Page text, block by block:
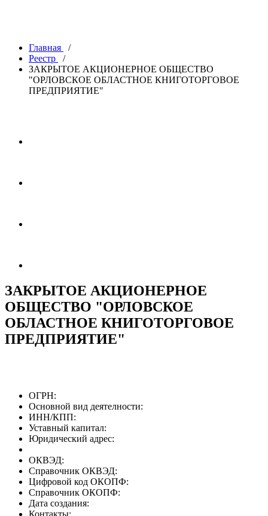
Главная
/
Реестр
/
ЗАКРЫТОЕ АКЦИОНЕРНОЕ ОБЩЕСТВО
"ОРЛОВСКОЕ ОБЛАСТНОЕ КНИГОТОРГОВОЕ
ПРЕДПРИЯТИЕ"
ЗАКРЫТОЕ АКЦИОНЕРНОЕ
ОБЩЕСТВО "ОРЛОВСКОЕ
ОБЛАСТНОЕ КНИГОТОРГОВОЕ
ПРЕДПРИЯТИЕ"
ОГРН:
Основной вид деятелности:
ИНН/КПП:
Уставный капитал:
Юридический адрес:
ОКВЭД:
Справочник ОКВЭД:
Цифровой код ОКОПФ:
Справочник ОКОПФ:
Дата создания:
Контакты: